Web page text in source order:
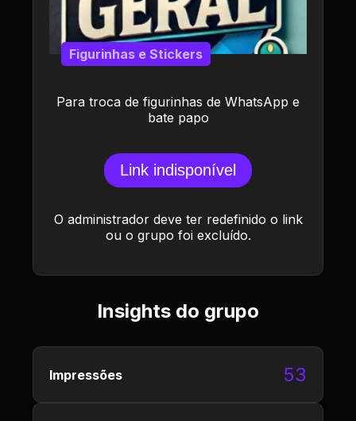
Para troca de figurinhas de WhatsApp e
bate papo
Figurinhas e Stickers
Link indisponível
O administrador deve ter redefinido o link
ou o grupo foi excluído.
Insights do grupo
Impressões 53